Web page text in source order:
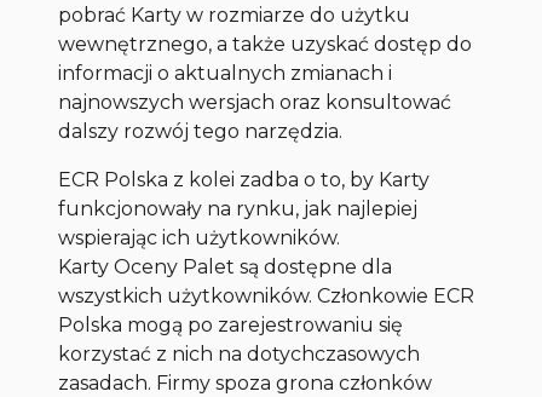
pobrać Karty w rozmiarze do użytku
wewnętrznego, a także uzyskać dostęp do
informacji o aktualnych zmianach i
najnowszych wersjach oraz konsultować
dalszy rozwój tego narzędzia.
ECR Polska z kolei zadba o to, by Karty
funkcjonowały na rynku, jak najlepiej
wspierając ich użytkowników.
Karty Oceny Palet są dostępne dla
wszystkich użytkowników. Członkowie ECR
Polska mogą po zarejestrowaniu się
korzystać z nich na dotychczasowych
zasadach. Firmy spoza grona członków